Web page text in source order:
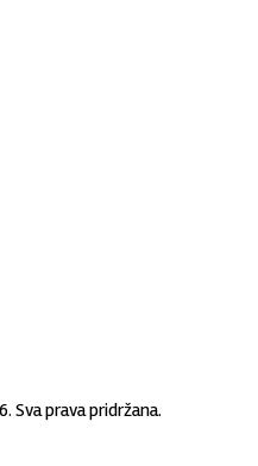
Sva prava pridržana.